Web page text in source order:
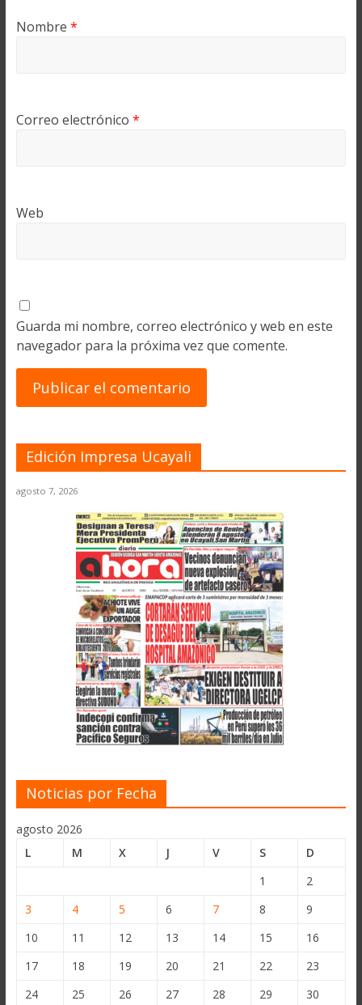
Nombre *
Correo electrónico *
Web
Guarda mi nombre, correo electrónico y web en este
navegador para la próxima vez que comente.
Edición Impresa Ucayali
agosto 7, 2026
Noticias por Fecha
agosto 2026
L
M X J V S
D
1
2
3
4 5 6 7 8
9
10
11 12 13 14 15
16
17
18 19 20 21 22
23
24
25 26 27 28 29
30